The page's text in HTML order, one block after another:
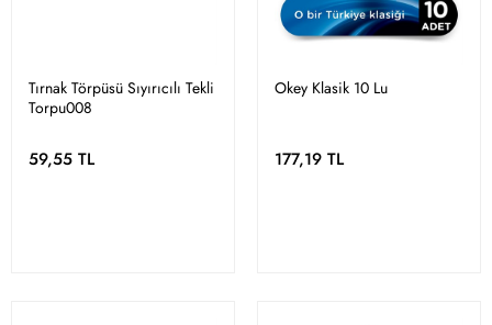
Tırnak Törpüsü Sıyırıcılı Tekli
Torpu008
59,55 TL
Okey Klasik 10 Lu
177,19 TL